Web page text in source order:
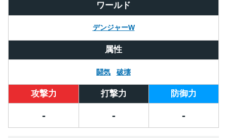
ワールド
デンジャーW
属性
闘気 破壊
攻撃力 打撃力 防御力
- - -